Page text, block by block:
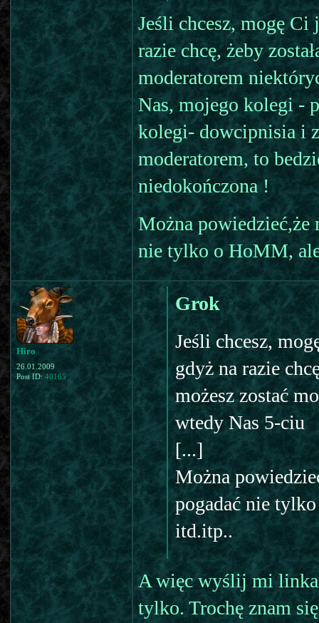
Jeśli chcesz, mogę
razie chcę, żeby
moderatorem
Nas, mojego kolegi -
kolegi- dowcipnisia i
moderatorem, to
niedokończona !
Można powiedzieć,że
nie tylko o HoMM,
Hiro
26.01.2009
Post ID: 40165
Grok
Jeśli chcesz,
gdyż na razie
możesz zostać
wtedy Nas 5-ciu
[...]
Można
pogadać nie
itd.itp..
A więc wyślij mi
tylko. Trochę znam